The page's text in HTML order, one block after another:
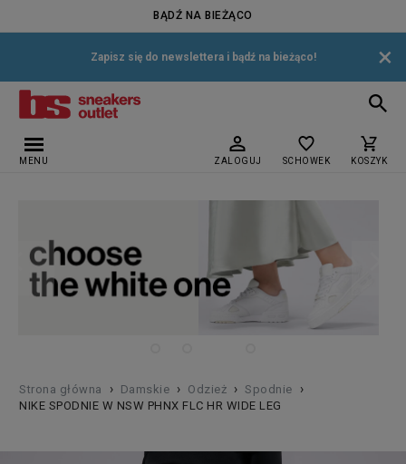
BĄDŹ NA BIEŻĄCO
Zapisz się do newslettera i bądź na bieżąco! ×
MENU ZALOGUJ SCHOWEK KOSZYK
Strona główna › Damskie › Odzież › Spodnie ›
NIKE SPODNIE W NSW PHNX FLC HR WIDE LEG